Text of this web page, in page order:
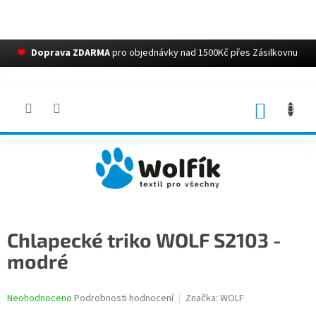
❤ Doprava ZDARMApro objednávky nad 1500Kč přes Zásilkovnu
Chlapecké triko WOLF S2103 -
modré
Průměrné
Neohodnoceno Podrobnosti hodnocení Značka: WOLF